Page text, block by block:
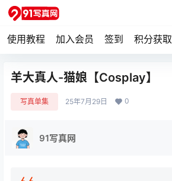
使用教程 加入会员 签到 积分获取
羊大真人-猫娘【Cosplay】
写真单集 25年7月29日 0
91写真网